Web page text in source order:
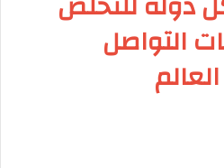
التواصل